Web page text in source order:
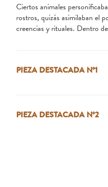
Ciertos animales
rostros, quizás asimilaban el
creencias y rituales. Dentro
PIEZA DESTACADA Nº1
PIEZA DESTACADA Nº2